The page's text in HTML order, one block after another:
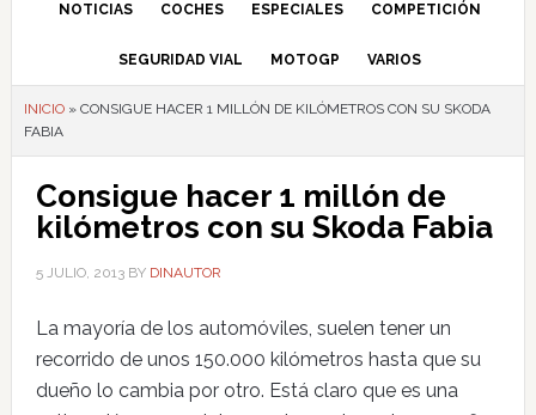
NOTICIAS COCHES ESPECIALES COMPETICIÓN
SEGURIDAD VIAL MOTOGP VARIOS
INICIO» CONSIGUE HACER 1 MILLÓN DE KILÓMETROS CON SU SKODA
FABIA
Consigue hacer 1 millón de
kilómetros con su Skoda Fabia
5 JULIO, 2013BY DINAUTOR
La mayoría de los automóviles, suelen tener un
recorrido de unos 150.000 kilómetros hasta que su
dueño lo cambia por otro. Está claro que es una